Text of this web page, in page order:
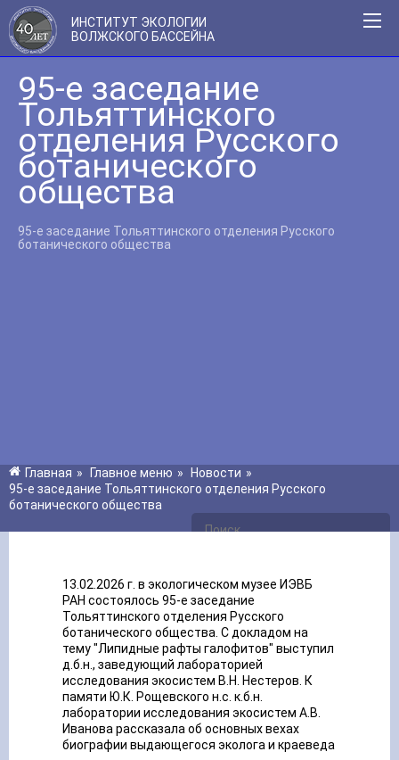
ИНСТИТУТ ЭКОЛОГИИ
ВОЛЖСКОГО БАССЕЙНА
95-е заседание
Тольяттинского
отделения Русского
ботанического
общества
95-е заседание Тольяттинского отделения Русского
ботанического общества
Главная » Главное меню » Новости »
95-е заседание Тольяттинского отделения Русского
ботанического общества
13.02.2026 г. в экологическом музее ИЭВБ
РАН состоялось 95-е заседание
Тольяттинского отделения Русского
ботанического общества. С докладом на
тему "Липидные рафты галофитов" выступил
д.б.н., заведующий лабораторией
исследования экосистем В.Н. Нестеров. К
памяти Ю.К. Рощевского н.с. к.б.н.
лаборатории исследования экосистем А.В.
Иванова рассказала об основных вехах
биографии выдающегося эколога и краеведа